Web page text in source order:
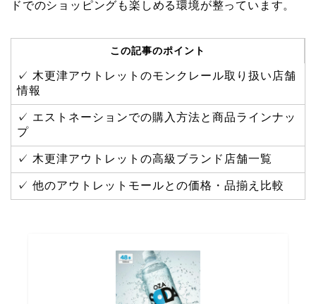
ドでのショッピングも楽しめる環境が整っています。
この記事のポイント
✓ 木更津アウトレットのモンクレール取り扱い店舗
情報
✓ エストネーションでの購入方法と商品ラインナッ
プ
✓ 木更津アウトレットの高級ブランド店舗一覧
✓ 他のアウトレットモールとの価格・品揃え比較